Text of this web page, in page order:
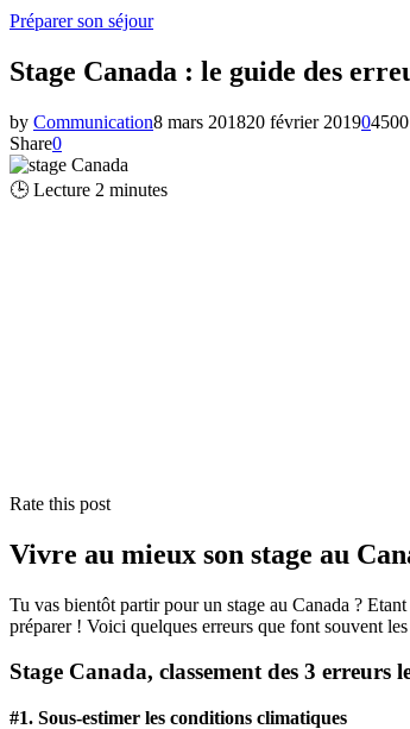
Préparer son séjour
Stage Canada : le guide des
by Communication8 mars 201820 février 201904500
Share0
🕒 Lecture 2 minutes
Rate this post
Vivre au mieux son stage au
Tu vas bientôt partir pour un stage au Canada ?
préparer ! Voici quelques erreurs que font souvent
Stage Canada, classement des 3 erreurs
#1. Sous-estimer les conditions climatiques